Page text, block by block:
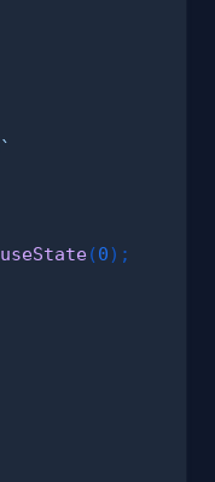
`
useState(0) ;